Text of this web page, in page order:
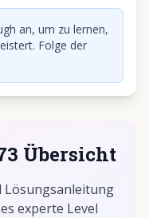
an, um zu lernen,
Folge der
Übersicht
experte Level